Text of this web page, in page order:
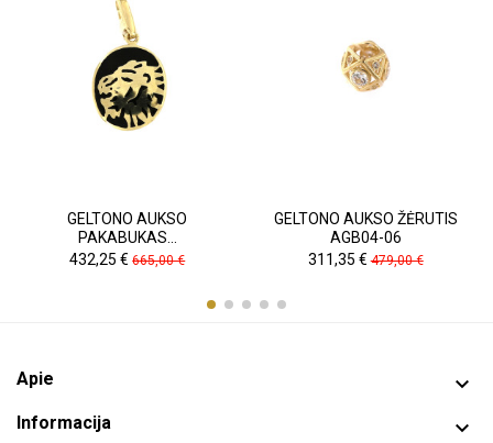
GELTONO AUKSO
PAKABUKAS...
Kaina
432,25 € Pradinė
665,00 €
GELTONO AUKSO ŽĖRUTIS
AGB04-06
Kaina
311,35 €Pradinė
479,00 €
Apie 
Informacija 